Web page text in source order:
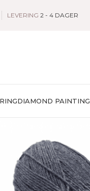
LEVERING 2 - 4 DAGER
DIAMOND PAINTING